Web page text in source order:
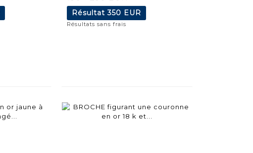
Résultat350 EUR
Résultats sans frais